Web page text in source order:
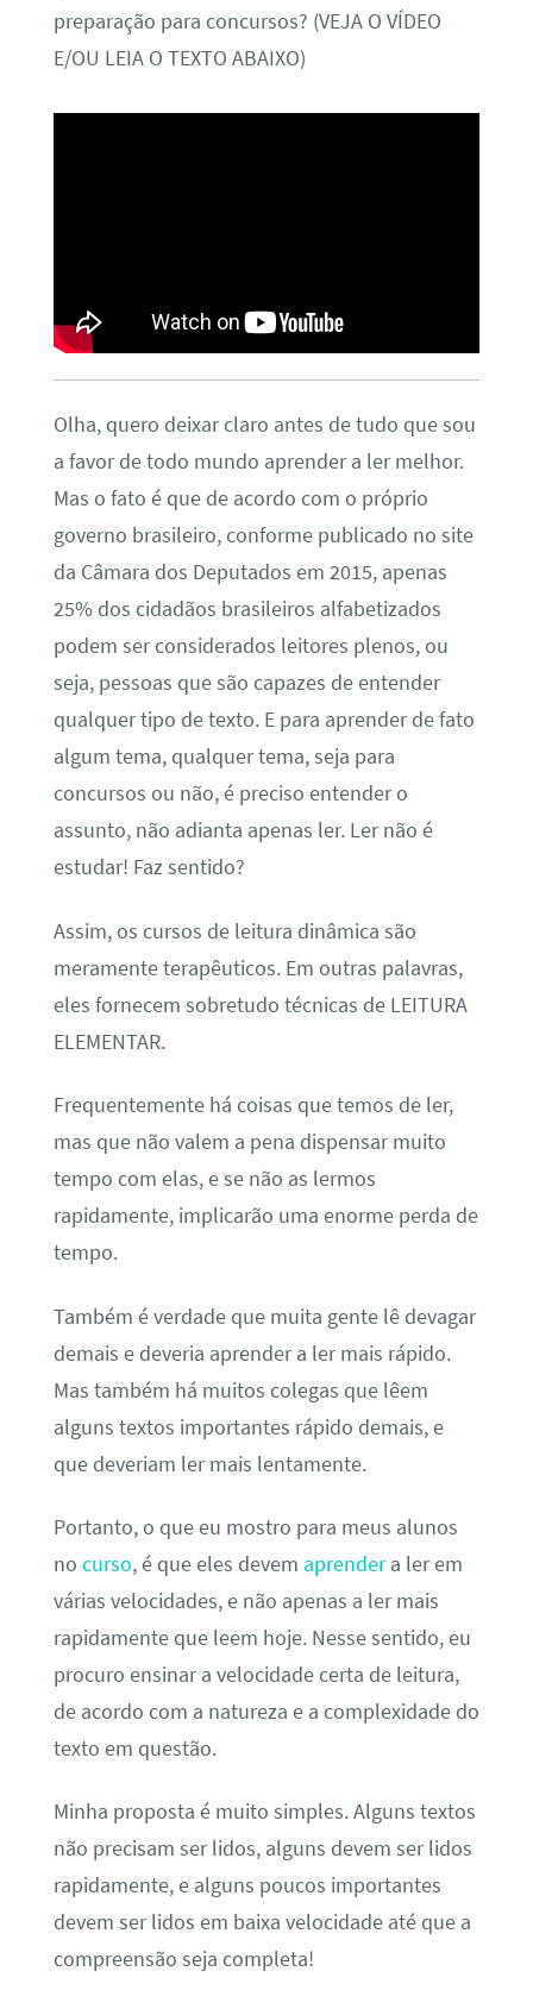
preparação para concursos? (VEJA O VÍDEO
E/OU LEIA O TEXTO ABAIXO)
Olha, quero deixar claro antes de tudo que sou
a favor de todo mundo aprender a ler melhor.
Mas o fato é que de acordo com o próprio
governo brasileiro, conforme publicado no site
da Câmara dos Deputados em 2015, apenas
25% dos cidadãos brasileiros alfabetizados
podem ser considerados leitores plenos, ou
seja, pessoas que são capazes de entender
qualquer tipo de texto. E para aprender de fato
algum tema, qualquer tema, seja para
concursos ou não, é preciso entender o
assunto, não adianta apenas ler. Ler não é
estudar! Faz sentido?
Assim, os cursos de leitura dinâmica são
meramente terapêuticos. Em outras palavras,
eles fornecem sobretudo técnicas de LEITURA
ELEMENTAR.
Frequentemente há coisas que temos de ler,
mas que não valem a pena dispensar muito
tempo com elas, e se não as lermos
rapidamente, implicarão uma enorme perda de
tempo.
Também é verdade que muita gente lê devagar
demais e deveria aprender a ler mais rápido.
Mas também há muitos colegas que lêem
alguns textos importantes rápido demais, e
que deveriam ler mais lentamente.
Portanto, o que eu mostro para meus alunos
no curso, é que eles devem aprendera ler em
várias velocidades, e não apenas a ler mais
rapidamente que leem hoje. Nesse sentido, eu
procuro ensinar a velocidade certa de leitura,
de acordo com a natureza e a complexidade do
texto em questão.
Minha proposta é muito simples. Alguns textos
não precisam ser lidos, alguns devem ser lidos
rapidamente, e alguns poucos importantes
devem ser lidos em baixa velocidade até que a
compreensão seja completa!